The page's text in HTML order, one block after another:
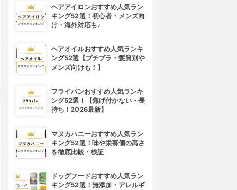
ヘアアイロンおすすめ人気ラン
キング52選！初心者・メンズ向
け・海外対応も♪
ヘアオイルおすすめ人気ランキ
ング52選【プチプラ・髪質別や
メンズ向けも！】
フライパンおすすめ人気ランキ
ング52選！【焦げ付かない・長
持ち！2026最新】
マヌカハニーおすすめ人気ラン
キング52選！味や栄養価の高さ
を徹底比較・検証
ドッグフードおすすめ人気ラン
キング52選！無添加・アレルギ